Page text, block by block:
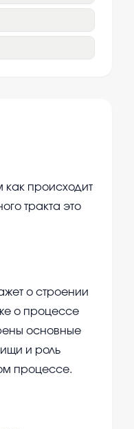
как происходит
тракта это
о строении
о процессе
основные
и роль
процессе.